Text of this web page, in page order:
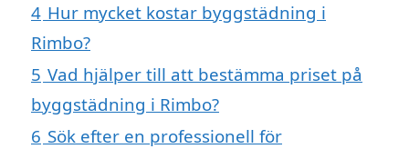
4 Hur mycket kostar byggstädning i
Rimbo?
5 Vad hjälper till att bestämma priset på
byggstädning i Rimbo?
6 Sök efter en professionell för